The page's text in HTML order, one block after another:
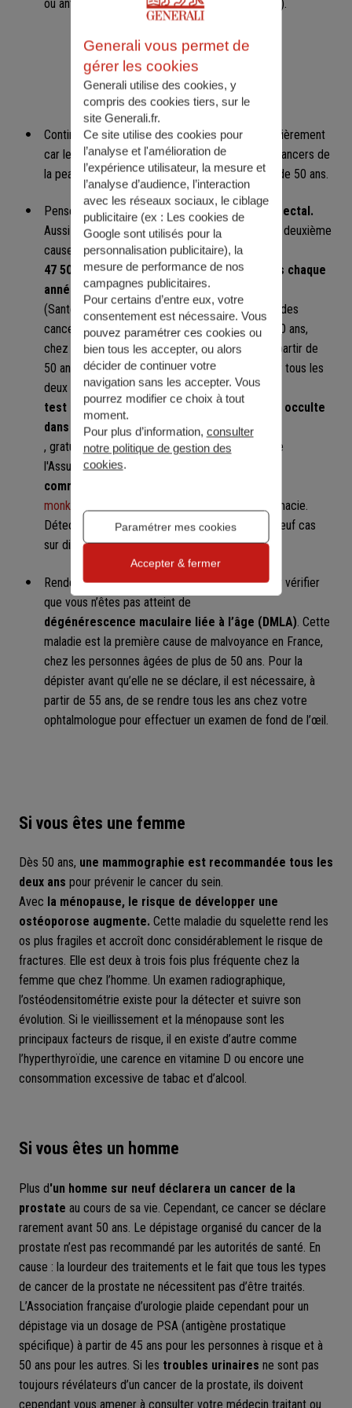
ou antécédents familiaux, hypertension artérielle).
À partir de 50 ans
Continuez defaire inspecter votre peau
régulièrement
car les carcinomes cutanés, les plus fréquents cancers de
la peau, touchent surtout les personnes de plus de 50 ans.
Pensez autest de dépistage du cancer colorectal.
Aussi appelé cancer de l'intestin, il représente la deuxième
cause de décès par cancer en France, avec
47 500 nouveaux cas et plus de 17 000 décès chaque
année
(Santé Publique France, 2025). Or près de 95 % des
cancers colorectaux sont diagnostiqués après 50 ans,
chez les hommes comme chez les femmes. À partir de
50 ans et jusqu'à 74 ans, vous pouvez bénéficier tous les
deux ans d'un
test immunologique FIT (recherche de sang occulte
dans les selles)
, gratuit, dans le cadre du programme national de
l'Assurance Maladie. Ce kit peut désormais être
commandé directement en ligne
monkit.depistage-colorectal.fr
ou retiré en pharmacie.
Détecté rapidement, ce cancer se guérit dans neuf cas
sur dix.
Rendez-vous chez votreophtalmologistepour vérifier
que vous n’êtes pas atteint de
dégénérescence maculaire liée à l’âge (DMLA) . Cette
maladie est la première cause de malvoyance en France,
chez les personnes âgées de plus de 50 ans. Pour la
dépister avant qu’elle ne se déclare, il est nécessaire, à
partir de 55 ans, de se rendre tous les ans chez votre
ophtalmologue pour effectuer un examen de fond de l’œil.
Si vous êtes une femme
Dès 50 ans, une mammographie est recommandée tous les
deux ans pour prévenir le cancer du sein.
Avec la ménopause, le risque de développer une
ostéoporose augmente. Cette maladie du squelette rend les
os plus fragiles et accroît donc considérablement le risque de
fractures. Elle est deux à trois fois plus fréquente chez la
femme que chez l’homme. Un examen radiographique,
l’ostéodensitométrie existe pour la détecter et suivre son
évolution. Si le vieillissement et la ménopause sont les
principaux facteurs de risque, il en existe d’autre comme
l’hyperthyroïdie, une carence en vitamine D ou encore une
consommation excessive de tabac et d’alcool.
Si vous êtes un homme
Plus d'un homme sur neuf déclarera un cancer de la
prostate au cours de sa vie. Cependant, ce cancer se déclare
rarement avant 50 ans. Le dépistage organisé du cancer de la
prostate n’est pas recommandé par les autorités de santé. En
cause : la lourdeur des traitements et le fait que tous les types
de cancer de la prostate ne nécessitent pas d’être traités.
L’Association française d’urologie plaide cependant pour un
dépistage via un dosage de PSA (antigène prostatique
spécifique) à partir de 45 ans pour les personnes à risque et à
50 ans pour les autres. Si les troubles urinaires ne sont pas
toujours révélateurs d’un cancer de la prostate, ils doivent
cependant vous amener à consulter votre médecin traitant ou
Generali vous permet de
gérer les cookies
Generali utilise des cookies, y
compris des cookies tiers, sur le
site Generali.fr.
Ce site utilise des cookies pour
l’analyse et l'amélioration de
l’expérience utilisateur, la mesure et
l’analyse d’audience, l’interaction
avec les réseaux sociaux, le ciblage
publicitaire (ex : Les cookies de
Google sont utilisés pour la
personnalisation publicitaire), la
mesure de performance de nos
campagnes publicitaires.
Pour certains d’entre eux, votre
consentement est nécessaire. Vous
pouvez paramétrer ces cookies ou
bien tous les accepter, ou alors
décider de continuer votre
navigation sans les accepter. Vous
pourrez modifier ce choix à tout
moment.
Pour plus d’information, consulter
notre politique de gestion des
cookies.
Paramétrer mes cookies
Accepter & fermer